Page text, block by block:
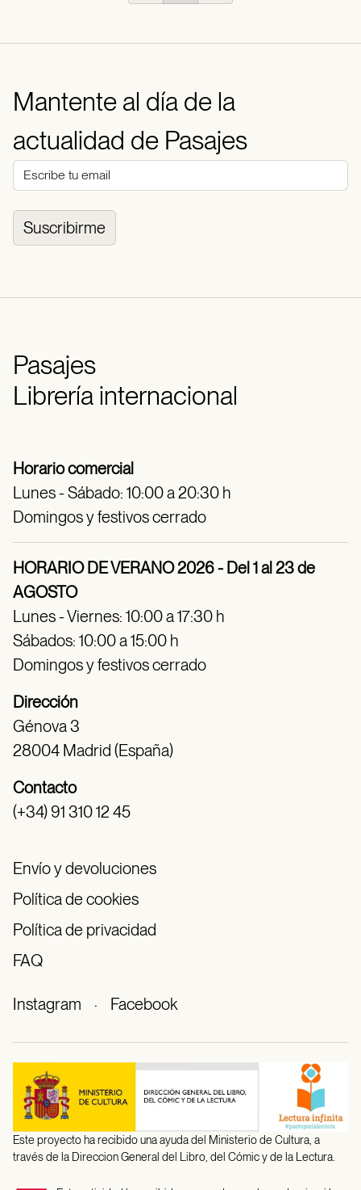
Mantente al día de la
actualidad de Pasajes
Suscribirme
Pasajes
Librería internacional
Horario comercial
Lunes - Sábado: 10:00 a 20:30 h
Domingos y festivos cerrado
HORARIO DE VERANO 2026 - Del 1 al 23 de
AGOSTO
Lunes - Viernes: 10:00 a 17:30 h
Sábados: 10:00 a 15:00 h
Domingos y festivos cerrado
Dirección
Génova 3
28004 Madrid (España)
Contacto
(+34) 91 310 12 45
Envío y devoluciones
Política de cookies
Política de privacidad
FAQ
Instagram · Facebook
Este proyecto ha recibido una ayuda del Ministerio de Cultura, a
través de la Direccion General del Libro, del Cómic y de la Lectura.